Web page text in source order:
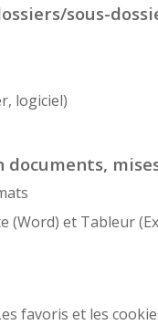
sous-
logiciel)
(Word) et Tableur
favoris et les